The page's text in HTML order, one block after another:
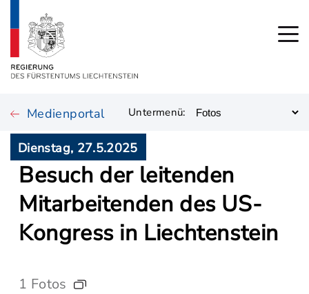
Medienportal Untermenü:
Dienstag, 27.5.2025
Besuch der leitenden
Mitarbeitenden des US-
Kongress in Liechtenstein
1 Fotos